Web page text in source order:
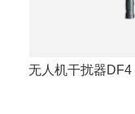
无人机干扰器DF4